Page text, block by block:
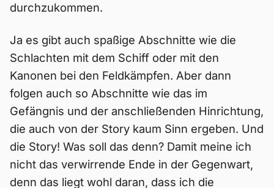
durchzukommen.
Ja es gibt auch spaßige Abschnitte wie die
Schlachten mit dem Schiff oder mit den
Kanonen bei den Feldkämpfen. Aber dann
folgen auch so Abschnitte wie das im
Gefängnis und der anschließenden Hinrichtung,
die auch von der Story kaum Sinn ergeben. Und
die Story! Was soll das denn? Damit meine ich
nicht das verwirrende Ende in der Gegenwart,
denn das liegt wohl daran, dass ich die